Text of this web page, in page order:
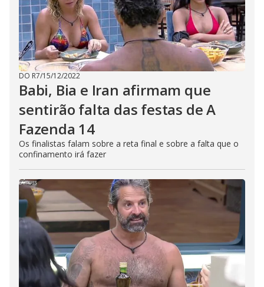
DO R7/15/12/2022
Babi, Bia e Iran afirmam que
sentirão falta das festas de A
Fazenda 14
Os finalistas falam sobre a reta final e sobre a falta que o
confinamento irá fazer